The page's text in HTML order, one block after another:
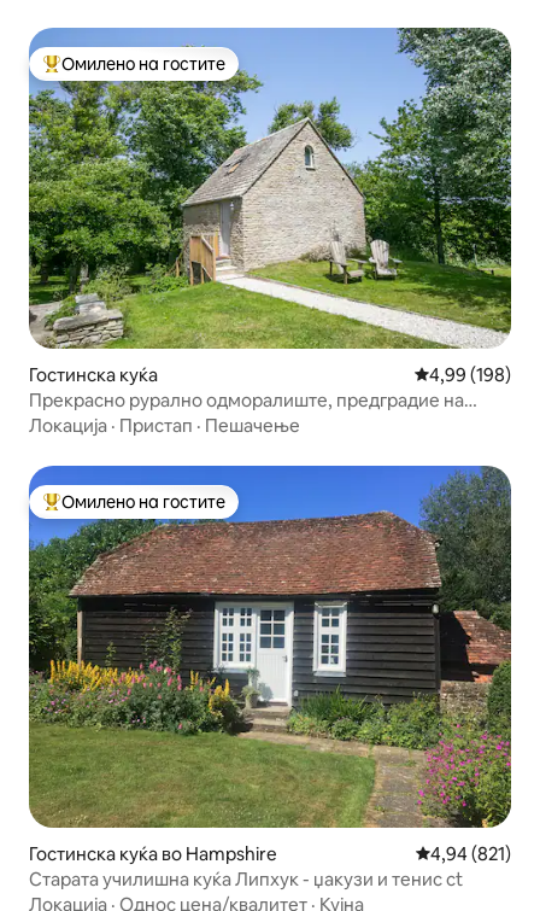
Меѓу најуспешните „Омилени на гостите“
Омилено на гостите
Гостинска куќа Просечна
4,99 (198)
Прекрасно рурално одморалиште, предградие на
Swanage
Локација · Пристап · Пешачење
Меѓу најуспешните „Омилени на гостите“
Омилено на гостите
Гостинска куќа во Hampshire Просечна
4,94 (821)
Старата училишна куќа Липхук - џакузи и тенис ct
Локација · Однос цена/квалитет · Кујна